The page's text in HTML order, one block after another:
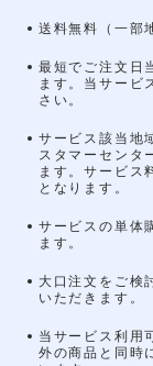
送料無料（一部
最短でご注文日
ます。当サービ
さい。
サービス該当地
スタマーセンタ
ます。サービス
となります。
サービスの単体
ます。
大口注文をご検
いただきます。
当サービス利用
外の商品と同時